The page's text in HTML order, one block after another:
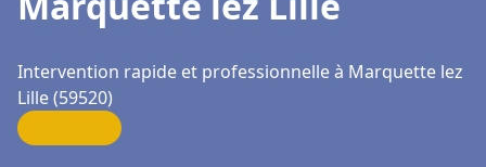
Intervention rapide et professionnelle à Marquette lez
Lille (59520)